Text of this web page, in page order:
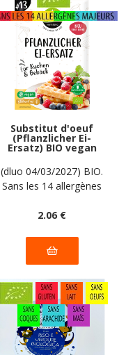
Substitut d'oeuf
(Pflanzlicher Ei-
Ersatz) BIO vegan
sans allergènes
AGAVA : 20 grammes
(dluo 04/03/2027) BIO.
Sans les 14 allergènes
2.06 €